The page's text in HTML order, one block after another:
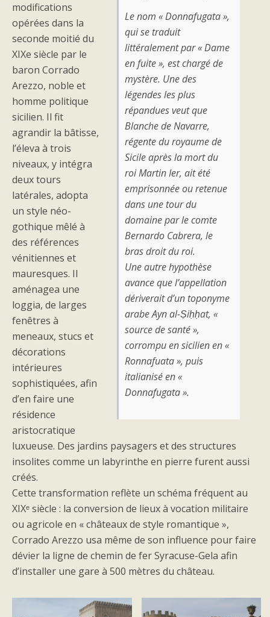
Le nom « Donnafugata »,
qui se traduit
littéralement par « Dame
en fuite », est chargé de
mystère. Une des
légendes les plus
répandues veut que
Blanche de Navarre,
régente du royaume de
Sicile après la mort du
roi Martin Ier, ait été
emprisonnée ou retenue
dans une tour du
domaine par le comte
Bernardo Cabrera, le
bras droit du roi.
Une autre hypothèse
avance que l’appellation
dériverait d’un toponyme
arabe Ayn al-Ṣiḥḥat, «
source de santé »,
corrompu en sicilien en «
Ronnafuata », puis
italianisé en «
Donnafugata ».
modifications
opérées dans la
seconde moitié du
XIXe siècle par le
baron Corrado
Arezzo, noble et
homme politique
sicilien. Il fit
agrandir la bâtisse,
l’éleva à trois
niveaux, y intégra
deux tours
latérales, adopta
un style néo-
gothique mêlé à
des références
vénitiennes et
mauresques. Il
aménagea une
loggia, de larges
fenêtres à
meneaux, stucs et
décorations
intérieures
sophistiquées, afin
d’en faire une
résidence
aristocratique
luxueuse. Des jardins paysagers et des structures
insolites comme un labyrinthe en pierre furent aussi
créés.
Cette transformation reflète un schéma fréquent au
XIXᵉ siècle : la conversion de lieux à vocation militaire
ou agricole en « châteaux de style romantique »,
Corrado Arezzo usa même de son influence pour faire
dévier la ligne de chemin de fer Syracuse-Gela afin
d’installer une gare à 500 mètres du château.